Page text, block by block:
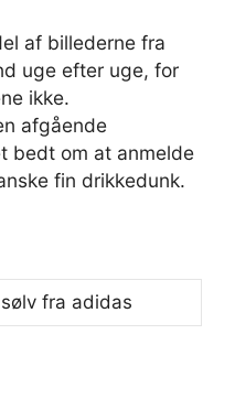
af billederne fra
uge efter uge, for
ikke.
afgående
bedt om at anmelde
fin drikkedunk.